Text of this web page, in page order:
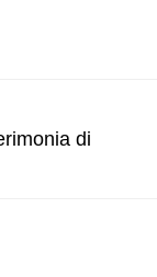
di